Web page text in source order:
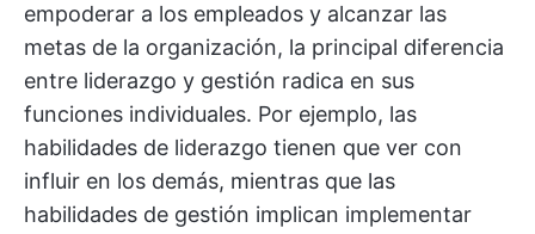
empoderar a los empleados y alcanzar las
metas de la organización, la principal diferencia
entre liderazgo y gestión radica en sus
funciones individuales. Por ejemplo, las
habilidades de liderazgo tienen que ver con
influir en los demás, mientras que las
habilidades de gestión implican implementar